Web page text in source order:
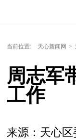
当前位置: 天心新闻网 >
周志军
工作
来源：天心